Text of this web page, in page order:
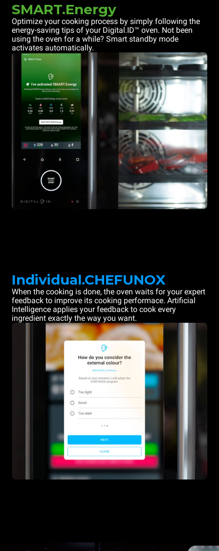
SMART.Energy
Optimize your cooking process by simply following the
energy-saving tips of your Digital.ID™ oven. Not been
using the oven for a while? Smart standby mode
activates automatically.
Individual.CHEFUNOX
When the cooking is done, the oven waits for your expert
feedback to improve its cooking performace. Artificial
Intelligence applies your feedback to cook every
ingredient exactly the way you want.